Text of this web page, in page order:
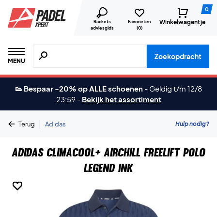
Rackets
adviesgids
Favorieten
(0)
0
Winkelwagentje
MENU
Zoeken naar producten, merken etc.
Zoekopdracht
👟 Bespaar -20% op ALLE schoenen - Geldig t/m 12/8
23:59 - Bekijk het assortiment
Terug | Adidas Hulp nodig?
Adidas Climacool+ Airchill FreeLift Polo
Legend Ink